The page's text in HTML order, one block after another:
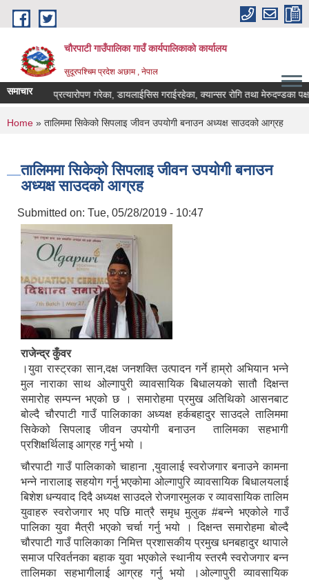
Skip to main content
चौरपाटी गाउँपालिका गाउँ कार्यपालिकाकाे कार्यालय
सुदूरपश्चिम प्रदेश अछाम , नेपाल
समाचार
मृगौला प्रत्यारोपण गरेका, डायलाईसिस गराईरहेका, क्यान्सर रोगि तथा मेरुदण्डका
You are here
Home » तालिममा सिकेको सिपलाइ जीवन उपयोगी बनाउन अध्यक्ष साउदको आग्रह
तालिममा सिकेको सिपलाइ जीवन उपयोगी बनाउन
अध्यक्ष साउदको आग्रह
Submitted on: Tue, 05/28/2019 - 10:47
राजेन्द्र कुँवर
।युवा रास्ट्रका सान,दक्ष जनशक्ति उत्पादन गर्ने हाम्रो अभियान भन्ने
मुल नाराका साथ ओल्गापुरी व्यावसायिक बिधालयको सातौ दिक्षन्त
समारोह सम्पन्न भएको छ । समारोहमा प्रमुख अतिथिको आसनबाट
बोल्दै चौरपाटी गाउँ पालिकाका अध्यक्ष हर्कबहादुर साउदले तालिममा
सिकेको सिपलाइ जीवन उपयोगी बनाउन तालिमका सहभागी
प्रशिक्षर्थिलाइ आग्रह गर्नु भयो ।
चौरपाटी गाउँ पालिकाको चाहाना ,युवालाई स्वरोजगार बनाउने कामना
भन्ने नारालाइ सहयोग गर्नु भएकोमा ओल्गापुरि व्यावसायिक बिधालयलाई
बिशेश धन्यवाद दिदै अध्यक्ष साउदले रोजगारमुलक र व्यावसायिक तालिम
युवाहरु स्वरोजगार भए पछि मात्रै समृध मुलुक #बन्ने भएकोले गाउँ
पालिका युवा मैत्री भएको चर्चा गर्नु भयो । दिक्षन्त समारोहमा बोल्दै
चौरपाटी गाउँ पालिकाका निमित्त प्रशासकीय प्रमुख धनबहादुर थापाले
समाज परिवर्तनका बहाक युवा भएकोले स्थानीय स्तरमै स्वरोजगार बन्न
तालिमका सहभागीलाई आग्रह गर्नु भयो ।ओल्गापुरी व्यावसायिक